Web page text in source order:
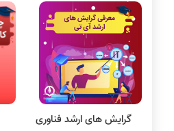
پایتون
سی شارپ
علم داده
مقاله نویسی
بلاکچین
پایگاه داده
گرایش‌ های ارشد فناوری